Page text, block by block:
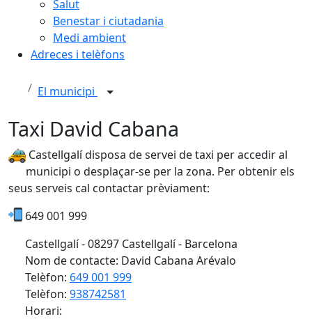
Salut
Benestar i ciutadania
Medi ambient
Adreces i telèfons
El municipi
Taxi David Cabana
Castellgalí disposa de servei de taxi per accedir al
municipi o desplaçar-se per la zona. Per obtenir els
seus serveis cal contactar prèviament:
649 001 999
Castellgalí - 08297 Castellgalí - Barcelona
Nom de contacte: David Cabana Arévalo
Telèfon: 649 001 999
Telèfon: 938742581
Horari: